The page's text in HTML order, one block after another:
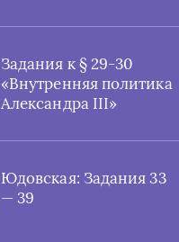
Задания к § 29-30
«Внутренняя политика
Александра III»
Юдовская: Задания 33
— 39